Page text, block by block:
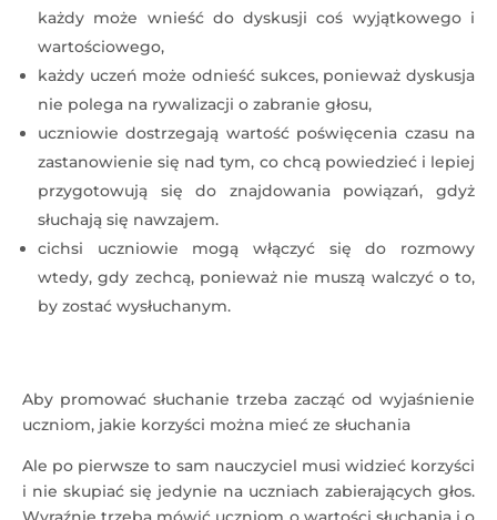
każdy może wnieść do dyskusji coś wyjątkowego i
wartościowego,
każdy uczeń może odnieść sukces, ponieważ dyskusja
nie polega na rywalizacji o zabranie głosu,
uczniowie dostrzegają wartość poświęcenia czasu na
zastanowienie się nad tym, co chcą powiedzieć i lepiej
przygotowują się do znajdowania powiązań, gdyż
słuchają się nawzajem.
cichsi uczniowie mogą włączyć się do rozmowy
wtedy, gdy zechcą, ponieważ nie muszą walczyć o to,
by zostać wysłuchanym.
Aby promować słuchanie trzeba zacząć od wyjaśnienie
uczniom, jakie korzyści można mieć ze słuchania
Ale po pierwsze to sam nauczyciel musi widzieć korzyści
i nie skupiać się jedynie na uczniach zabierających głos.